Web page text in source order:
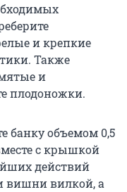
и крепкие
Также
и
плодоножки.
банку объемом 0,5
с крышкой
действий
вишни вилкой, а